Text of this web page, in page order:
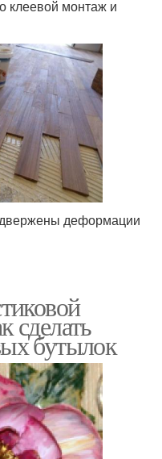
клеевой монтаж и
деформации
сделать
бутылок